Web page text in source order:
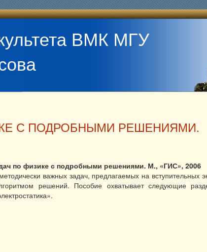
ВМК МГУ
С ПОДРОБНЫМИ РЕШЕНИЯМИ.
по физике с подробными решениями. М., «ГИС», 2006
важных задач, предлагаемых на вступительных
решений. Пособие охватывает следующие